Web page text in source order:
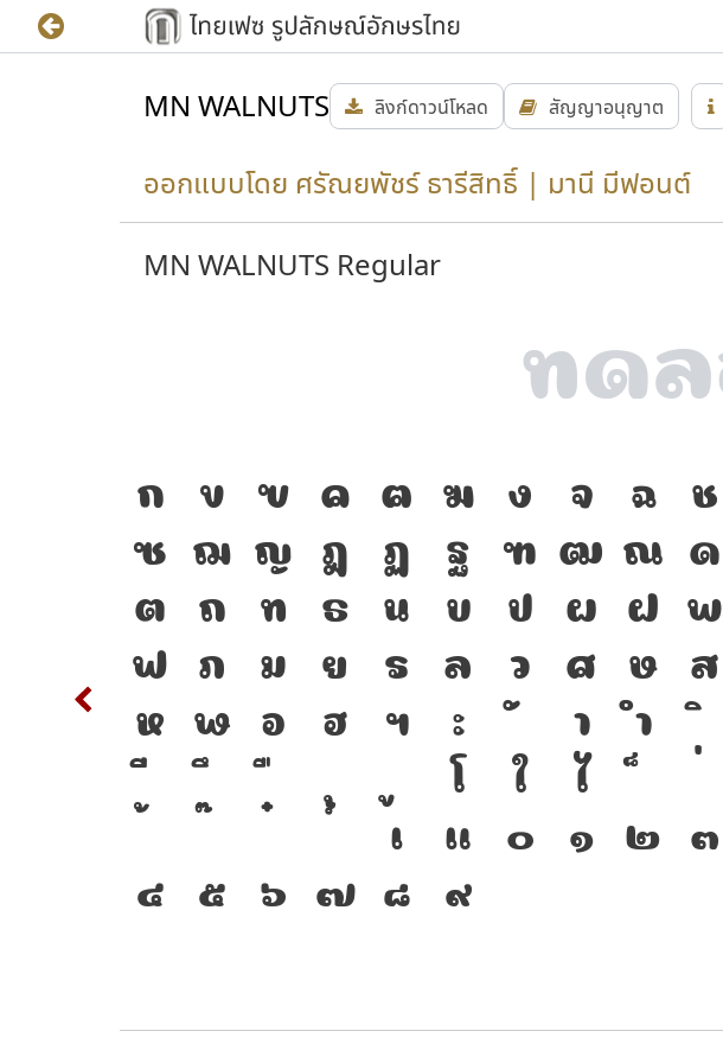
MN WALNUTS ลิงก์ดาวน์โหลด สัญญาอนุญาต
ออกแบบโดย ศรัณยพัชร์ ธารีสิทธิ์ | มานี มีฟอนต์
MN WALNUTS Regular
ก ข ฃ ค ฅ ฆ ง จ ฉ
ช
ซ ฌ ญ ฎ ฏ ฐ ฑ ฒ ณ ด
ต ถ ท ธ น บ ป ผ ฝ พ
ฟ ภ ม ย ร ล ว ศ ษ ส
ห ฬ อ ฮ ฯ ะ า
ำ
โ
ใ
ไ
เ
แ ๐ ๑ ๒ ๓
๔
๕ ๖ ๗ ๘ ๙